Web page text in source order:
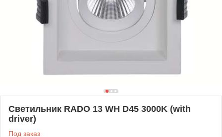
Светильник RADO 13 WH D45 3000K (with
driver)
Под заказ